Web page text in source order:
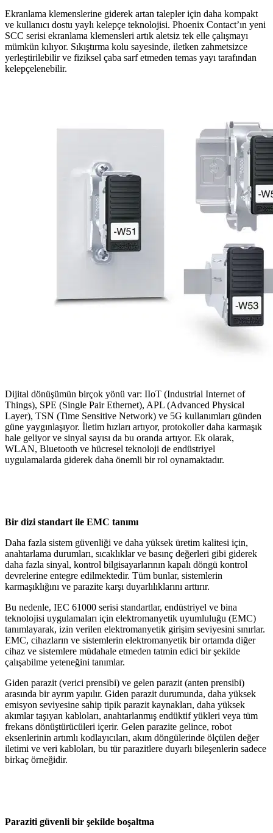
Ekranlama klemenslerine giderek artan talepler için daha kompakt
ve kullanıcı dostu yaylı kelepçe teknolojisi. Phoenix Contact’ın yeni
SCC serisi ekranlama klemensleri artık aletsiz tek elle çalışmayı
mümkün kılıyor. Sıkıştırma kolu sayesinde, iletken zahmetsizce
yerleştirilebilir ve fiziksel çaba sarf etmeden temas yayı tarafından
kelepçelenebilir.
Dijital dönüşümün birçok yönü var: IIoT (Industrial Internet of
Things), SPE (Single Pair Ethernet), APL (Advanced Physical
Layer), TSN (Time Sensitive Network) ve 5G kullanımları günden
güne yaygınlaşıyor. İletim hızları artıyor, protokoller daha karmaşık
hale geliyor ve sinyal sayısı da bu oranda artıyor. Ek olarak,
WLAN, Bluetooth ve hücresel teknoloji de endüstriyel
uygulamalarda giderek daha önemli bir rol oynamaktadır.
Bir dizi standart ile EMC tanımı
Daha fazla sistem güvenliği ve daha yüksek üretim kalitesi için,
anahtarlama durumları, sıcaklıklar ve basınç değerleri gibi giderek
daha fazla sinyal, kontrol bilgisayarlarının kapalı döngü kontrol
devrelerine entegre edilmektedir. Tüm bunlar, sistemlerin
karmaşıklığını ve parazite karşı duyarlılıklarını arttırır.
Bu nedenle, IEC 61000 serisi standartlar, endüstriyel ve bina
teknolojisi uygulamaları için elektromanyetik uyumluluğu (EMC)
tanımlayarak, izin verilen elektromanyetik girişim seviyesini sınırlar.
EMC, cihazların ve sistemlerin elektromanyetik bir ortamda diğer
cihaz ve sistemlere müdahale etmeden tatmin edici bir şekilde
çalışabilme yeteneğini tanımlar.
Giden parazit (verici prensibi) ve gelen parazit (anten prensibi)
arasında bir ayrım yapılır. Giden parazit durumunda, daha yüksek
emisyon seviyesine sahip tipik parazit kaynakları, daha yüksek
akımlar taşıyan kabloları, anahtarlanmış endüktif yükleri veya tüm
frekans dönüştürücüleri içerir. Gelen parazite gelince, robot
eksenlerinin artımlı kodlayıcıları, akım döngülerinde ölçülen değer
iletimi ve veri kabloları, bu tür parazitlere duyarlı bileşenlerin sadece
birkaç örneğidir.
Paraziti güvenli bir şekilde boşaltma